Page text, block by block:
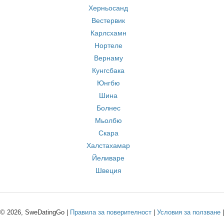
Херньосанд
Вестервик
Карлсхамн
Нортеле
Вернаму
Кунгсбака
Юнгбю
Шина
Болнес
Мьолбю
Скара
Халстахамар
Йеливаре
Швеция
© 2026, SweDatingGo | Правила за поверителност Условия за ползване